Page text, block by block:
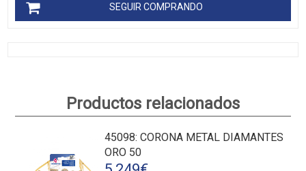
SEGUIR COMPRANDO
Productos relacionados
45098: CORONA METAL DIAMANTES
ORO 50